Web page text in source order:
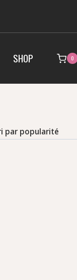
SHOP 0